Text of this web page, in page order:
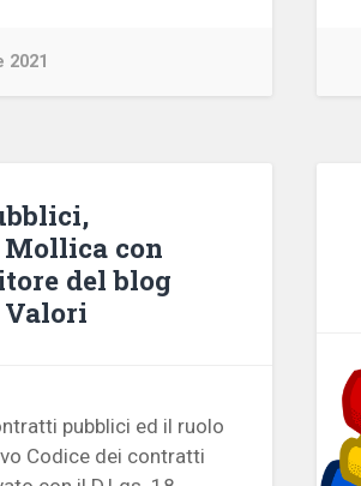
2021
Mollica con
del blog
Valori
pubblici ed il ruolo
Codice dei contratti